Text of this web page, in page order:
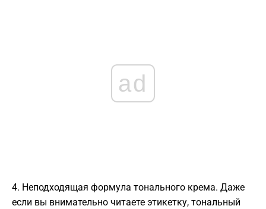
ad
4. Неподходящая формула тонального крема. Даже
если вы внимательно читаете этикетку, тональный